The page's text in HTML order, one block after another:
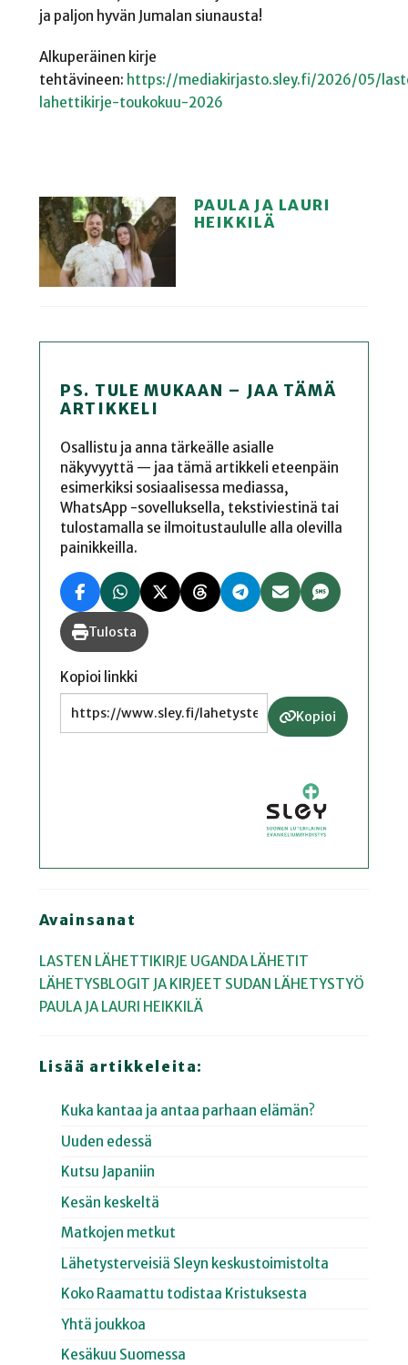
ja paljon hyvän Jumalan siunausta!
Alkuperäinen kirje
tehtävineen: https://mediakirjasto.sley.fi/2026/05/
lahettikirje-toukokuu-2026
PAULA JA LAURI
HEIKKILÄ
PS. TULE MUKAAN – JAA TÄMÄ
ARTIKKELI
Osallistu ja anna tärkeälle asialle
näkyvyyttä — jaa tämä artikkeli eteenpäin
esimerkiksi sosiaalisessa mediassa,
WhatsApp -sovelluksella, tekstiviestinä tai
tulostamalla se ilmoitustaululle alla olevilla
painikkeilla.
Tulosta
Kopioi linkki
Kopioi
Avainsanat
LASTEN LÄHETTIKIRJE UGANDA LÄHETIT
LÄHETYSBLOGIT JA KIRJEET SUDAN LÄHETYSTYÖ
PAULA JA LAURI HEIKKILÄ
Lisää artikkeleita:
Kuka kantaa ja antaa parhaan elämän?
Uuden edessä
Kutsu Japaniin
Kesän keskeltä
Matkojen metkut
Lähetysterveisiä Sleyn keskustoimistolta
Koko Raamattu todistaa Kristuksesta
Yhtä joukkoa
Kesäkuu Suomessa